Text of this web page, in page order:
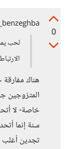
0
لحب
هناك مفارقة
المتزوجين
تجدين أغلب